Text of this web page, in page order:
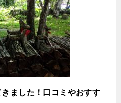
ました！口コミやおすす